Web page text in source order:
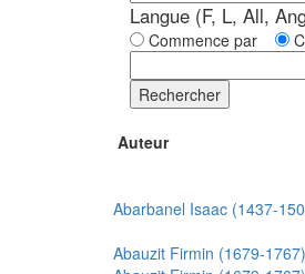
Langue (F, L, All,
Commence par
Rechercher
Abarbanel Isaac (1437-
Abauzit Firmin (1679-1767)